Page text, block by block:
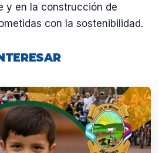
y en la construcción de
con la sostenibilidad.